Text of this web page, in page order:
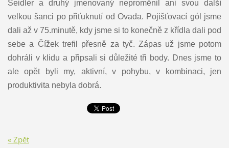
Seidler a druhý jmenovaný neproměnil ani svou další
velkou šanci po přiťuknutí od Ovada. Pojišťovací gól jsme
dali až v 75.minutě, kdy jsme si to konečně z křídla dali pod
sebe a Čížek trefil přesně za tyč. Zápas už jsme potom
dohráli v klidu a připsali si důležité tři body. Dnes jsme to
ale opět byli my, aktivní, v pohybu, v kombinaci, jen
produktivita nebyla dobrá.
« Zpět